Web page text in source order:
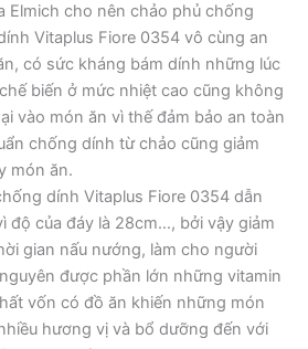
Elmich cho nên chảo phủ chống
Vitaplus Fiore 0354 vô cùng an
có sức kháng bám dính những lúc
biến ở mức nhiệt cao cũng không
vào món ăn vì thế đảm bảo an toàn
chống dính từ chảo cũng giảm
món ăn.
dính Vitaplus Fiore 0354 dẫn
độ của đáy là 28cm…, bởi vậy giảm
gian nấu nướng, làm cho người
được phần lớn những vitamin
vốn có đồ ăn khiến những món
hương vị và bổ dưỡng đến với